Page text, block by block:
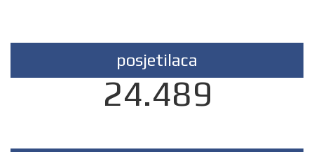
posjetilaca
24.489